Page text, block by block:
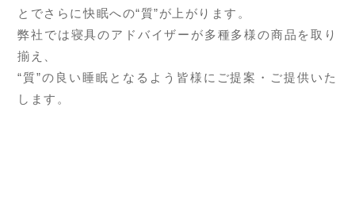
とでさらに快眠への“質”が上がります。
弊社では寝具のアドバイザーが多種多様の商品を取り
揃え、
“質”の良い睡眠となるよう皆様にご提案・ご提供いた
します。